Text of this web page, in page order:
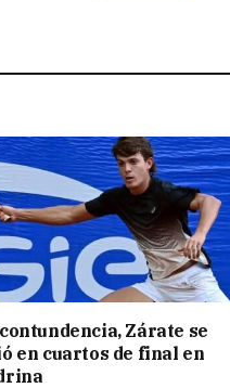
Zárate se
en cuartos de final en